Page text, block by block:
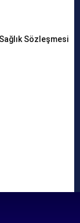
Sözleşmesi